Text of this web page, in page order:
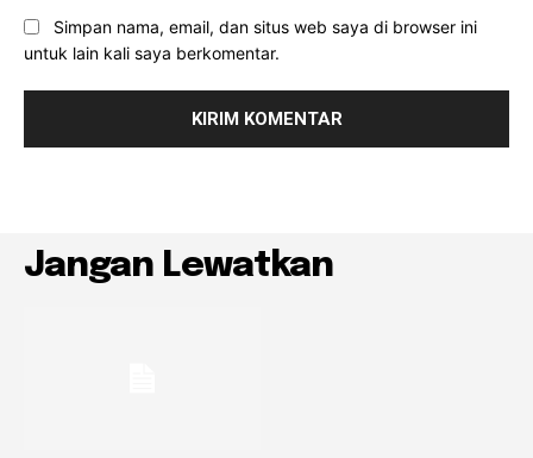
Simpan nama, email, dan situs web saya di browser ini
untuk lain kali saya berkomentar.
Jangan Lewatkan